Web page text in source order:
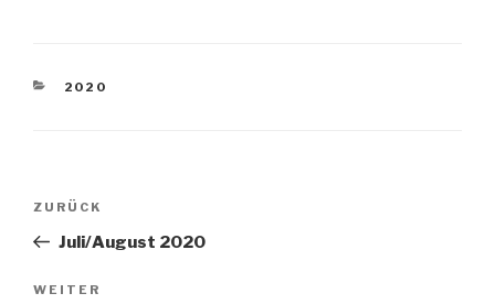
KATEGORIEN
2020
Beitragsnavigation
Vorheriger
Beitrag
ZURÜCK
Juli/August 2020
Nächster
WEITER